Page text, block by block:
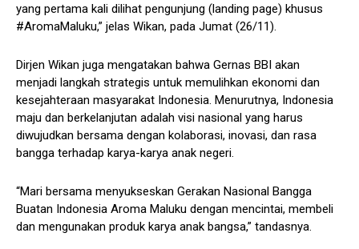
yang pertama kali dilihat pengunjung (landing page) khusus
#AromaMaluku,” jelas Wikan, pada Jumat (26/11).
Dirjen Wikan juga mengatakan bahwa Gernas BBI akan
menjadi langkah strategis untuk memulihkan ekonomi dan
kesejahteraan masyarakat Indonesia. Menurutnya, Indonesia
maju dan berkelanjutan adalah visi nasional yang harus
diwujudkan bersama dengan kolaborasi, inovasi, dan rasa
bangga terhadap karya-karya anak negeri.
“Mari bersama menyukseskan Gerakan Nasional Bangga
Buatan Indonesia Aroma Maluku dengan mencintai, membeli
dan mengunakan produk karya anak bangsa,” tandasnya.